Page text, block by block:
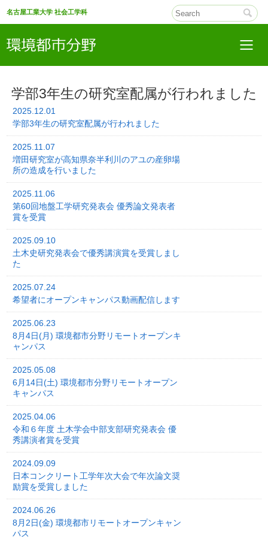
名古屋工業大学 社会工学科
学部3年生の研究室配属が行われました
2025.12.01
学部3年生の研究室配属が行われました
2025.11.07
増田研究室が高知県奈半利川のアユの産卵場
所の造成を行いました
2025.11.06
第60回地盤工学研究発表会 優秀論文発表者
賞を受賞
2025.09.10
土木史研究発表会で優秀講演賞を受賞しまし
た
2025.07.24
希望者にオープンキャンパス動画配信します
2025.06.23
8月4日(月) 環境都市分野リモートオープンキ
ャンパス
2025.05.08
6月14日(土) 環境都市分野リモートオープン
キャンパス
2025.04.06
令和６年度 土木学会中部支部研究発表会 優
秀講演者賞を受賞
2024.09.09
日本コンクリート工学年次大会で年次論文奨
励賞を受賞しました
2024.06.26
8月2日(金) 環境都市リモートオープンキャン
パス